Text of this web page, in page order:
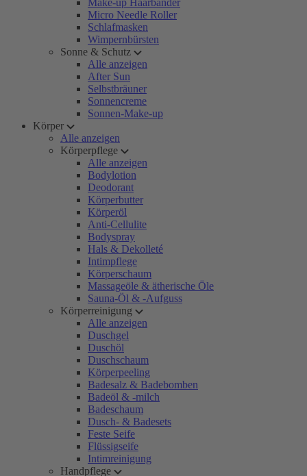
Make-up Haarbänder
Micro Needle Roller
Schlafmasken
Wimpernbürsten
Sonne & Schutz
Alle anzeigen
After Sun
Selbstbräuner
Sonnencreme
Sonnen-Make-up
Körper
Alle anzeigen
Körperpflege
Alle anzeigen
Bodylotion
Deodorant
Körperbutter
Körperöl
Anti-Cellulite
Bodyspray
Hals & Dekolleté
Intimpflege
Körperschaum
Massageöle & ätherische Öle
Sauna-Öl & -Aufguss
Körperreinigung
Alle anzeigen
Duschgel
Duschöl
Duschschaum
Körperpeeling
Badesalz & Badebomben
Badeöl & -milch
Badeschaum
Dusch- & Badesets
Feste Seife
Flüssigseife
Intimreinigung
Handpflege